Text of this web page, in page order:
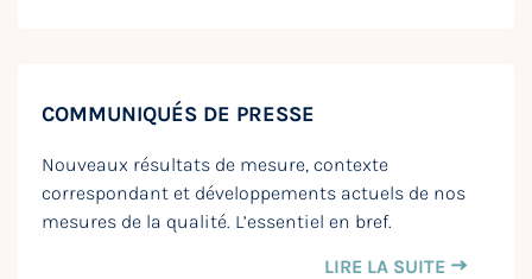
COMMUNIQUÉS DE PRESSE
Nouveaux résultats de mesure, contexte
correspondant et développements actuels de nos
mesures de la qualité. L’essentiel en bref.
LIRE LA SUITE